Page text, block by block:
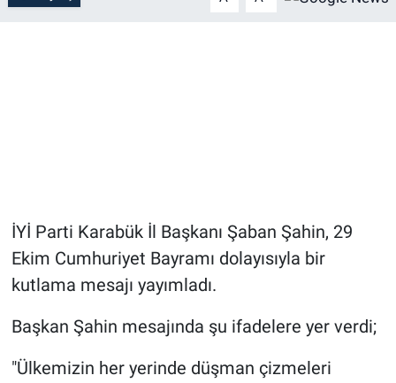
İYİ Parti Karabük İl Başkanı Şaban Şahin, 29
Ekim Cumhuriyet Bayramı dolayısıyla bir
kutlama mesajı yayımladı.
Başkan Şahin mesajında şu ifadelere yer verdi;
"Ülkemizin her yerinde düşman çizmeleri